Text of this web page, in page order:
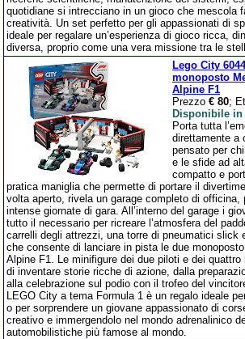
quotidiane si intrecciano in un gioco che mescola
creatività. Un set perfetto per gli appassionati di
ideale per regalare un’esperienza di gioco ricca,
diversa, proprio come una vera missione tra le
Lego City
monoposto
Alpine F1
Prezzo € 80;
Disponibile in
Porta tutta
direttamente a
pensato per
e le sfide ad
compatto e
pratica maniglia che permette di portare il
volta aperto, rivela un garage completo di officina,
intense giornate di gara. All’interno del garage i
tutto il necessario per ricreare l’atmosfera del
carrelli degli attrezzi, una torre di pneumatici slick
che consente di lanciare in pista le due
Alpine F1. Le minifigure dei due piloti e dei
di inventare storie ricche di azione, dalla
alla celebrazione sul podio con il trofeo del
LEGO City a tema Formula 1 è un regalo ideale
o per sorprendere un giovane appassionato di
creativo e immergendolo nel mondo adrenalinico
automobilistiche più famose al mondo.